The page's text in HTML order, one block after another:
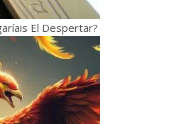
El Despertar?